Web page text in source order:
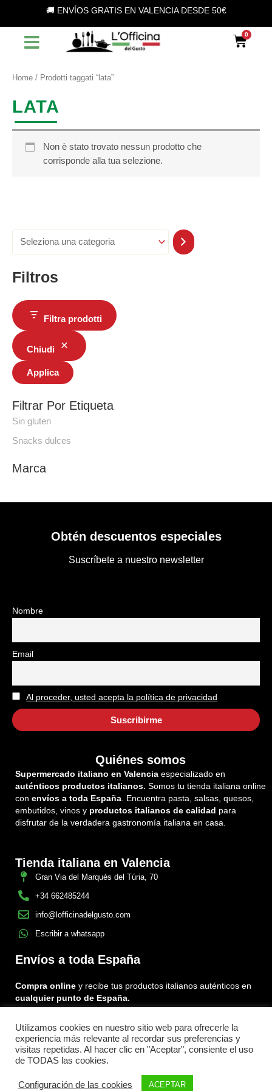
contenuto
🚚 ENVÍOS GRATIS EN VALENCIA DESDE 50€
l
o
u
n
a
Filtros
Filtra prodotti
Chiudi
Applica
Filtrar Por Etiqueta
Sin gluten
Snacks dulces
Marca
Home / Prodotti taggati “lata”
LATA
Non è stato trovato nessun prodotto che
corrisponde alla tua selezione.
Obtén descuentos especiales
Suscríbete a nuestro newsletter
Nombre
Email
Al proceder, usted acepta la política de privacidad
Quiénes somos
Supermercado italiano en Valencia especializado en
auténticos productos italianos. Somos tu tienda italiana online
con envíos a toda España. Encuentra pasta, salsas, quesos,
embutidos, vinos y productos italianos de calidad para
disfrutar de la verdadera gastronomía italiana en casa.
Tienda italiana en Valencia
Gran Via del Marqués del Túria, 70
+34 662485244
info@lofficinadelgusto.com
Escribir a whatsapp
Envíos a toda España
Compra online y recibe tus productos italianos auténticos en
cualquier punto de España.
Encuéntranos en:
FacebookInstagram
Tiktok
Menu
Utilizamos cookies en nuestro sitio web para ofrecerle la
experiencia más relevante al recordar sus preferencias y
visitas repetidas. Al hacer clic en "Aceptar", consiente el uso
de TODAS las cookies.
Configuración de las cookies ACEPTAR